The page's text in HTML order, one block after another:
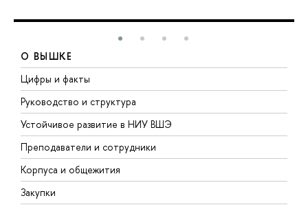
О ВЫШКЕ
Цифры и факты
Руководство и структура
Устойчивое развитие в НИУ ВШЭ
Преподаватели и сотрудники
Корпуса и общежития
Закупки